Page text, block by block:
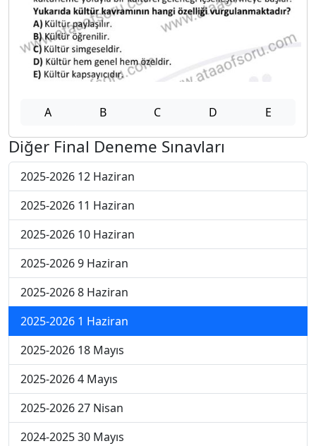
A B C D E
Diğer Final Deneme Sınavları
2025-2026 12 Haziran
2025-2026 11 Haziran
2025-2026 10 Haziran
2025-2026 9 Haziran
2025-2026 8 Haziran
2025-2026 1 Haziran
2025-2026 18 Mayıs
2025-2026 4 Mayıs
2025-2026 27 Nisan
2024-2025 30 Mayıs